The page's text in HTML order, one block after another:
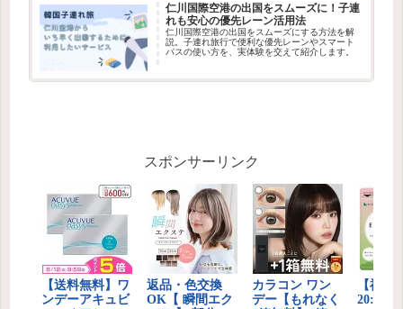
仁川国際空港の出国をスムーズに！子連
れも安心の優先レーン活用法
仁川国際空港の出国をスムーズにする方法を解
説。子連れ旅行で便利な優先レーンやスマート
パスの使い方を、実体験を交えて紹介します。
スポンサーリンク